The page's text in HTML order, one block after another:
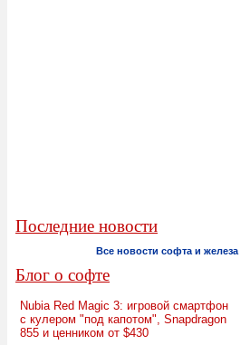
Последние новости
Все новости софта и железа
Блог о софте
Nubia Red Magic 3: игровой смартфон
с кулером "под капотом", Snapdragon
855 и ценником от $430